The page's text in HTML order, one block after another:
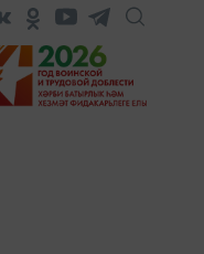
Яшь хәбәрче